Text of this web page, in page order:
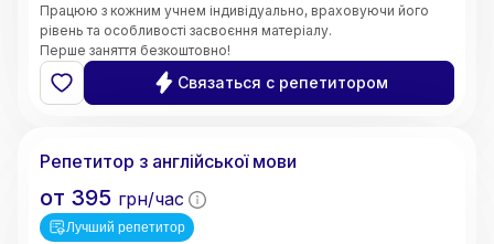
Працюю з кожним учнем індивідуально, враховуючи його
рівень та особливості засвоєння матеріалу.
Перше заняття безкоштовно!
Связаться с репетитором
Репетитор з англійської мови
от 395 грн/час
Лучший репетитор